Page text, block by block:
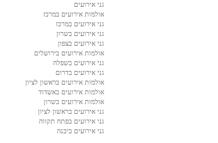
גני אירועים
אולמות אירועים במרכז
גני אירועים במרכז
גני אירועים בשרון
גני אירועים בצפון
אולמות אירועים בירושלים
גני אירועים בשפלה
גני אירועים בדרום
אולמות אירועים בראשון לציון
אולמות אירועים באשדוד
אולמות אירועים בשרון
גני אירועים בראשון לציון
גני אירועים בפתח תקווה
גני אירועים ביבנה